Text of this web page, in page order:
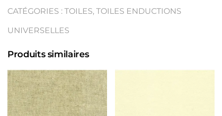
Toile
Polyester
:
228
CATÉGORIES : TOILES, TOILES ENDUCTIONS
UNIVERSELLES
Produits similaires